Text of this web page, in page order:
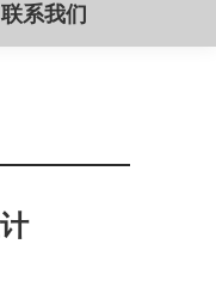
联系我们